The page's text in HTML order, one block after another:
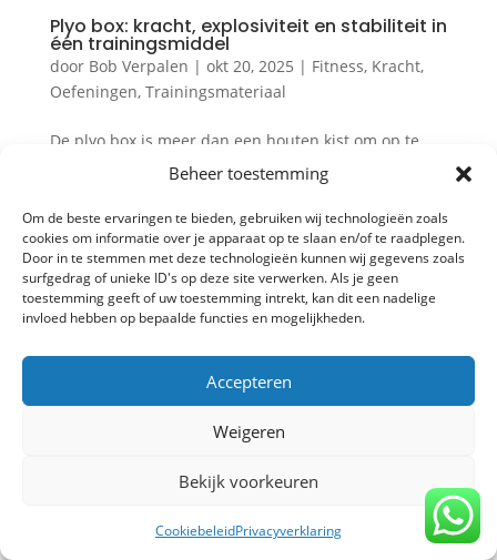
Beheer toestemming
Om de beste ervaringen te bieden, gebruiken wij technologieën zoals
cookies om informatie over je apparaat op te slaan en/of te raadplegen.
Door in te stemmen met deze technologieën kunnen wij gegevens zoals
surfgedrag of unieke ID's op deze site verwerken. Als je geen
toestemming geeft of uw toestemming intrekt, kan dit een nadelige
invloed hebben op bepaalde functies en mogelijkheden.
Accepteren
Weigeren
Bekijk voorkeuren
CookiebeleidPrivacyverklaring
Plyo box: kracht, explosiviteit en stabiliteit in
één trainingsmiddel
door Bob Verpalen | okt 20, 2025 | Fitness, Kracht,
Oefeningen, Trainingsmateriaal
De plyo box is meer dan een houten kist om op te
springen. Het is een veelzijdig trainingsmiddel voor
kracht, coördinatie en explosiviteit. Bij TrainBeter
gebruiken we de plyo box om zowel beginners als
gevorderde sporters beter te leren bewegen, met
focus op controle...
Privacy verklaring-Algemene voorwaarden-
Copyright TrainBeter 2025 |Website design by
BeatsbySV